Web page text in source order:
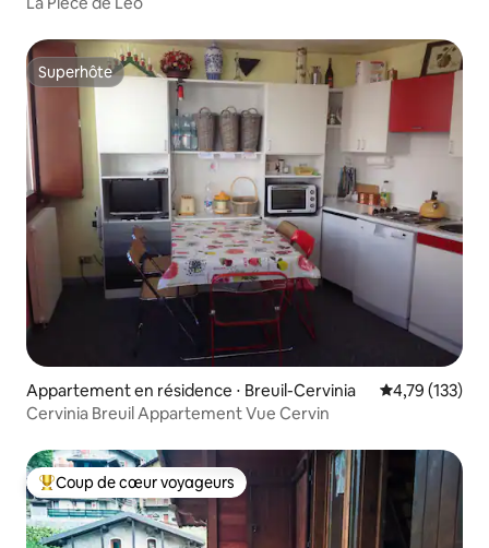
Superhôte
Superhôte
Appartement en résidence ⋅ Breuil-Cervinia Évaluation
4,79 (133)
Cervinia Breuil Appartement Vue Cervin
Coups de cœur voyageurs les plus appréciés
Coup de cœur voyageurs